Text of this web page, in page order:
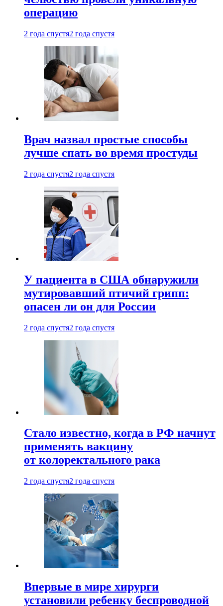
операцию
2 года спустя2 года спустя
Врач назвал простые способы
лучше спать во время простуды
2 года спустя2 года спустя
У пациента в США обнаружили
мутировавший птичий грипп:
опасен ли он для России
2 года спустя2 года спустя
Стало известно, когда в РФ начнут
применять вакцину
от колоректального рака
2 года спустя2 года спустя
Впервые в мире хирурги
установили ребенку беспроводной